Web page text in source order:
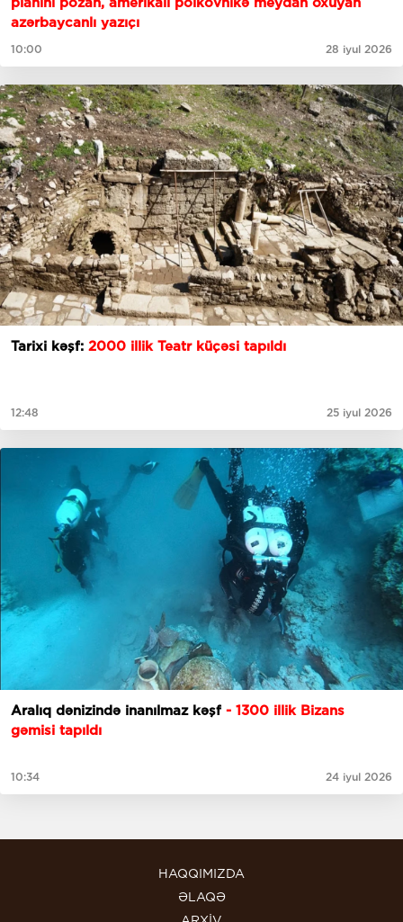
azərbaycanlı yazıçı
10:00 28 iyul 2026
Tarixi kəşf: 2000 illik Teatr küçəsi tapıldı
12:48 25 iyul 2026
Aralıq dənizində inanılmaz kəşf - 1300 illik Bizans
gəmisi tapıldı
10:34 24 iyul 2026
HAQQIMIZDA
ƏLAQƏ